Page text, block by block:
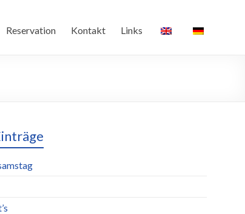
Reservation Kontakt Links